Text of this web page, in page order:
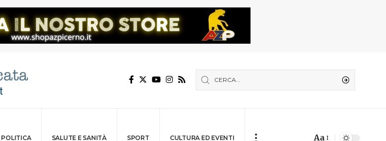
POLITICA SALUTE E SANITÀ SPORT CULTURA ED EVENTI Aa